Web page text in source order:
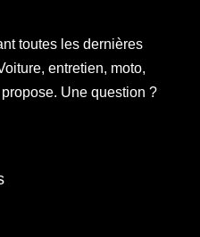
toutes les dernières
entretien, moto,
Une question ?
hasard, et j'ai pu trouver y tout
! Super conseils !